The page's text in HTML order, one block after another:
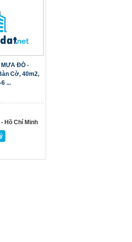
MƯA ĐỎ -
Cờ, 40m2,
...
Hồ Chí Minh